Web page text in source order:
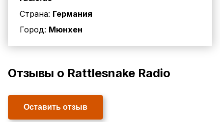
Страна: Германия
Город: Мюнхен
Отзывы о Rattlesnake Radio
Оставить отзыв